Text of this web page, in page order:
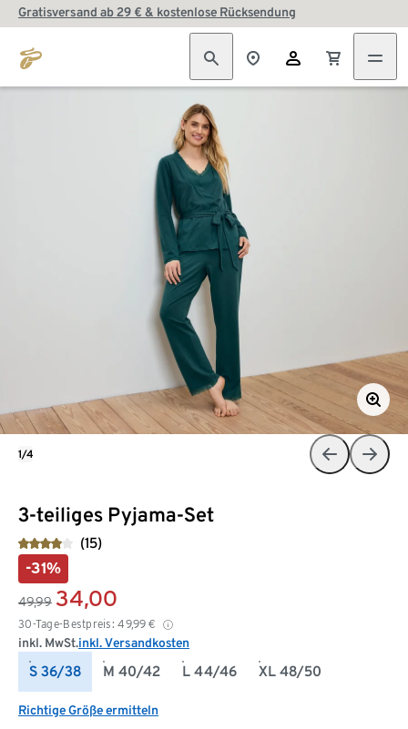
Gratisversand ab 29 € & kostenlose Rücksendung
3-teiliges Pyjama-Set
(15)
-31%
49,99 34,00
30-Tage-Bestpreis: 49,99 €
inkl. MwSt.inkl. Versandkosten
S 36/38 M 40/42 L 44/46 XL 48/50
Richtige Größe ermitteln
1/4